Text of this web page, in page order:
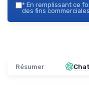
* En remplissant ce
des fins commerciales
Résumer